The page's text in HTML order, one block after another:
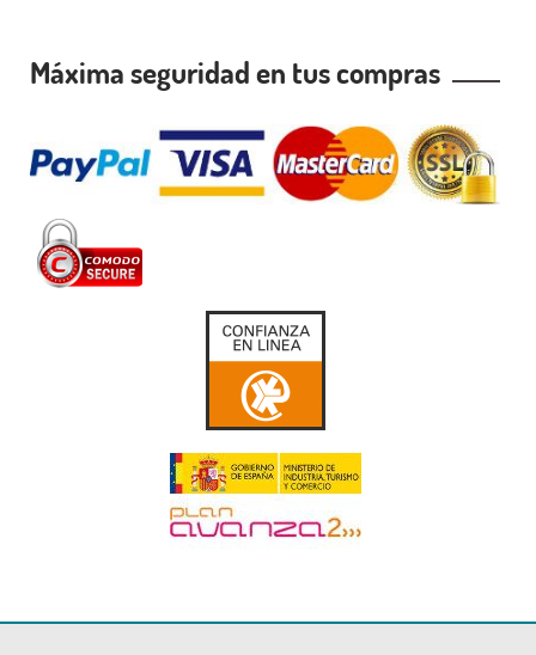
Máxima seguridad en tus compras